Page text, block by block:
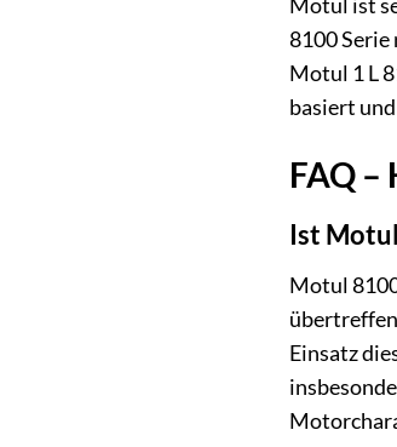
Motul ist
8100
Motul 1 L
basiert
FAQ
Ist
Motul
Einsatz